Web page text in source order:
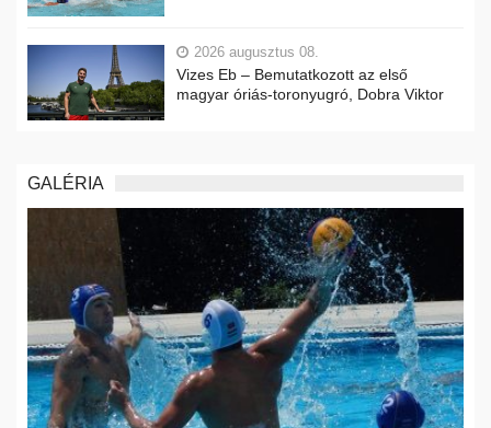
2026 augusztus 08.
Vizes Eb – Bemutatkozott az első
magyar óriás-toronyugró, Dobra Viktor
GALÉRIA